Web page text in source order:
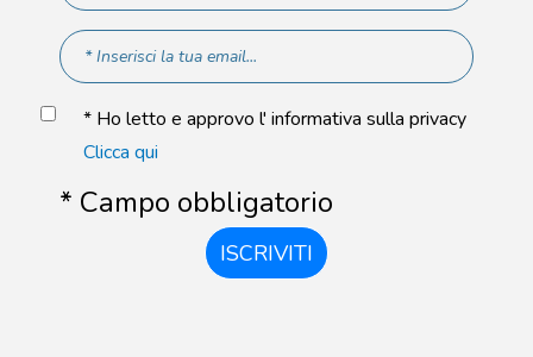
* Ho letto e approvo l' informativa sulla privacy
Clicca qui
* Campo obbligatorio
ISCRIVITI